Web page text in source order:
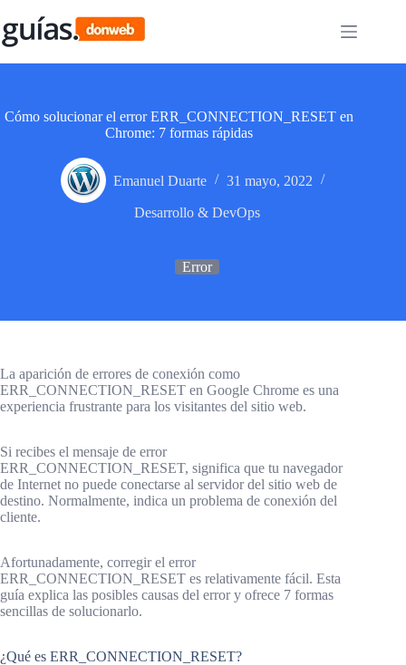
al
contenido
Cómo solucionar el error ERR_CONNECTION_RESET en
Chrome: 7 formas rápidas
Emanuel Duarte 31 mayo, 2022
Desarrollo & DevOps
Error
La aparición de errores de conexión como
ERR_CONNECTION_RESET en Google Chrome es una
experiencia frustrante para los visitantes del sitio web.
Si recibes el mensaje de error
ERR_CONNECTION_RESET, significa que tu navegador
de Internet no puede conectarse al servidor del sitio web de
destino. Normalmente, indica un problema de conexión del
cliente.
Afortunadamente, corregir el error
ERR_CONNECTION_RESET es relativamente fácil. Esta
guía explica las posibles causas del error y ofrece 7 formas
sencillas de solucionarlo.
¿Qué es ERR_CONNECTION_RESET?